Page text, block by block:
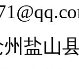
盐山